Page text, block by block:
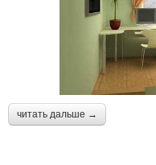
читать дальше →